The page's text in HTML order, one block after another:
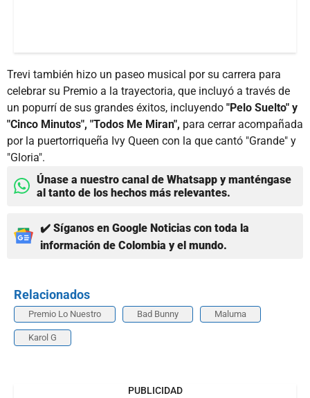
Trevi también hizo un paseo musical por su carrera para
celebrar su Premio a la trayectoria, que incluyó a través de
un popurrí de sus grandes éxitos, incluyendo "Pelo Suelto" y
"Cinco Minutos", "Todos Me Miran", para cerrar acompañada
por la puertorriqueña Ivy Queen con la que cantó "Grande" y
"Gloria".
Únase a nuestro canal de Whatsapp y manténgase
al tanto de los hechos más relevantes.
✔️ Síganos en Google Noticias con toda la
información de Colombia y el mundo.
Relacionados
Premio Lo Nuestro Bad Bunny Maluma
Karol G
PUBLICIDAD